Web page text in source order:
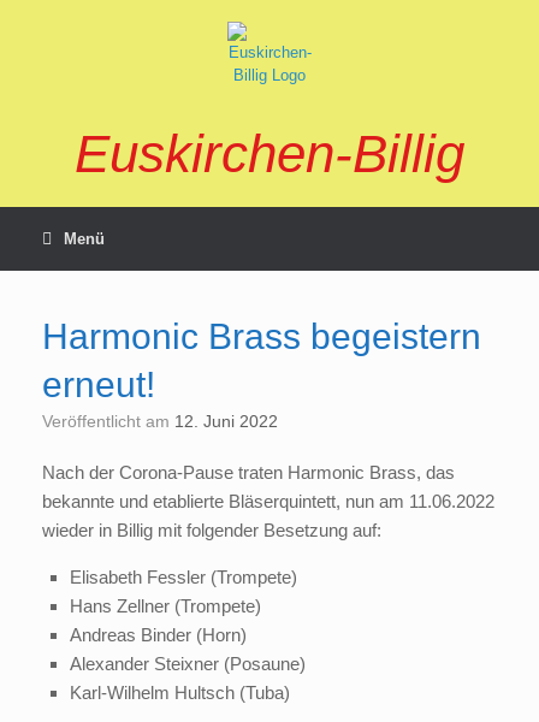
Euskirchen-Billig
Menü
Harmonic Brass begeistern
erneut!
Veröffentlicht am 12. Juni 2022
Nach der Corona-Pause traten Harmonic Brass, das
bekannte und etablierte Bläserquintett, nun am 11.06.2022
wieder in Billig mit folgender Besetzung auf:
Elisabeth Fessler (Trompete)
Hans Zellner (Trompete)
Andreas Binder (Horn)
Alexander Steixner (Posaune)
Karl-Wilhelm Hultsch (Tuba)